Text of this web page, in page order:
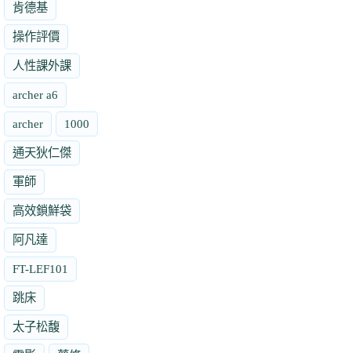
肯德基
操作評價
人性課外課
archer a6
archer 1000
通天狄仁傑
軍師
高效鎖鮮袋
阿凡達
FT-LEF101
跳床
太子松馥